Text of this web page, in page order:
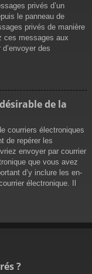
privés d’un
le panneau de
privés de manière
ces messages aux
des
de la
courriers électroniques
de repérer les
envoyer par courrier
que vous avez
d’y inclure les en-
électronique. Il
?